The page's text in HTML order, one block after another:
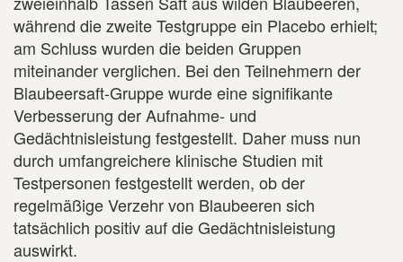
während die zweite Testgruppe ein Placebo erhielt;
am Schluss wurden die beiden Gruppen
miteinander verglichen. Bei den Teilnehmern der
Blaubeersaft-Gruppe wurde eine signifikante
Verbesserung der Aufnahme- und
Gedächtnisleistung festgestellt. Daher muss nun
durch umfangreichere klinische Studien mit
Testpersonen festgestellt werden, ob der
regelmäßige Verzehr von Blaubeeren sich
tatsächlich positiv auf die Gedächtnisleistung
auswirkt.